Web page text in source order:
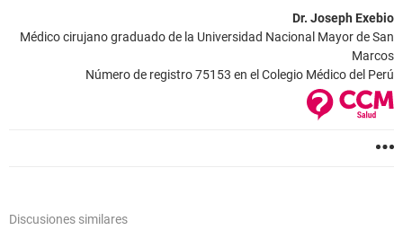
Dr. Joseph Exebio
Médico cirujano graduado de la Universidad Nacional Mayor de San
Marcos
Número de registro 75153 en el Colegio Médico del Perú
Discusiones similares